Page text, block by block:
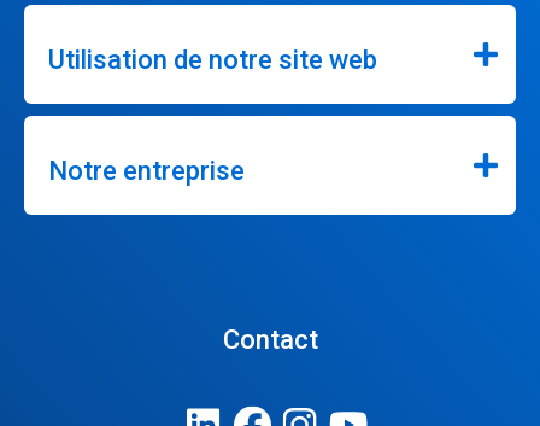
Utilisation de notre site web
Notre entreprise
Contact